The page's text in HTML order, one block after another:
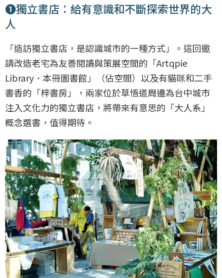
❶獨立書店：給有意識和不斷探索世界的大
人
「造訪獨立書店，是認識城市的一種方式」。這回邀
請改造老宅為友善閱讀與策展空間的「Artqpie
Library．本冊圖書館」（佔空間）以及有貓咪和二手
書香的「梓書房」，兩家位於草悟道周邊為台中城市
注入文化力的獨立書店，將帶來有意思的「大人系」
概念選書，值得期待。